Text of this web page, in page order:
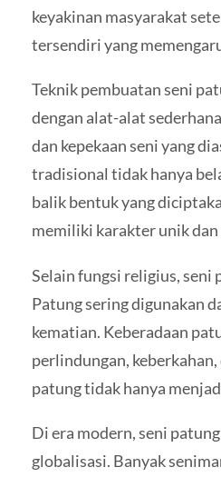
keyakinan masyarakat
tersendiri yang
Teknik pembuatan seni
dengan alat-alat
dan kepekaan seni yang
tradisional tidak hanya
balik bentuk yang
memiliki karakter unik dan
Selain fungsi religius, seni
Patung sering digunakan
kematian. Keberadaan
perlindungan,
patung tidak hanya
Di era modern, seni
globalisasi. Banyak